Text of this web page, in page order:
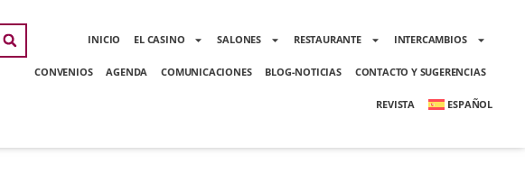
INICIO EL CASINO SALONES RESTAURANTE INTERCAMBIOS
CONVENIOS AGENDA COMUNICACIONES BLOG-NOTICIAS CONTACTO Y SUGERENCIAS
REVISTA ESPAÑOL